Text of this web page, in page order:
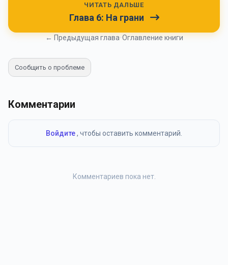
ЧИТАТЬ ДАЛЬШЕ
Глава 6: На грани
← Предыдущая глава Оглавление книги
Сообщить о проблеме
Комментарии
Войдите, чтобы оставить комментарий.
Комментариев пока нет.